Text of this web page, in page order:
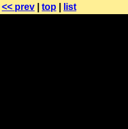
<< prev top list